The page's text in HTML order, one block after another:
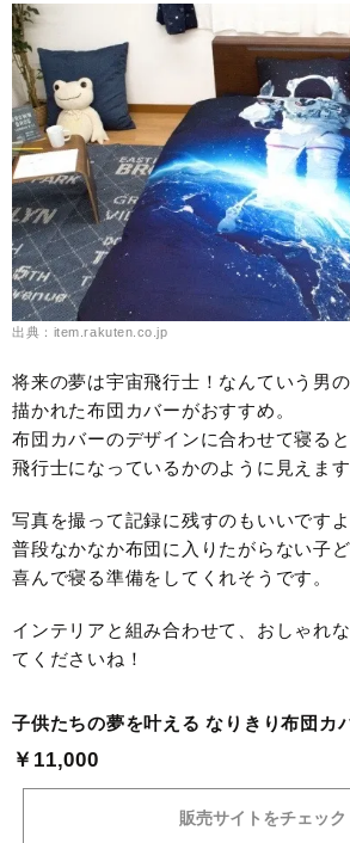
出典：item.rakuten.co.jp
将来の夢は宇宙飛行士！なんていう男
描かれた布団カバーがおすすめ。
布団カバーのデザインに合わせて寝る
飛行士になっているかのように見えます
写真を撮って記録に残すのもいいですよ
普段なかなか布団に入りたがらない子
喜んで寝る準備をしてくれそうです。
インテリアと組み合わせて、おしゃれ
てくださいね！
子供たちの夢を叶える なりきり布団カ
￥11,000
販売サイトをチェック